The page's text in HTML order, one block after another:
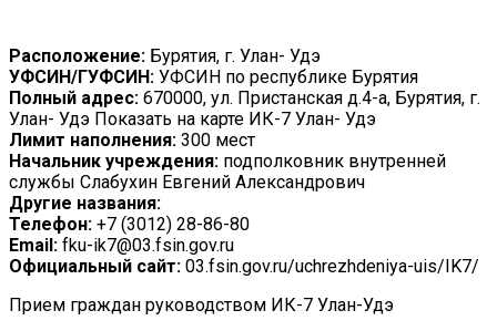
Расположение: Бурятия, г. Улан- Удэ
УФСИН/ГУФСИН: УФСИН по республике Бурятия
Полный адрес: 670000, ул. Пристанская д.4-а, Бурятия, г.
Улан- Удэ Показать на карте ИК-7 Улан- Удэ
Лимит наполнения: 300 мест
Начальник учреждения: подполковник внутренней
службы Слабухин Евгений Александрович
Другие названия:
Телефон: +7 (3012) 28-86-80
Email: fku-ik7@03.fsin.gov.ru
Официальный сайт: 03.fsin.gov.ru/uchrezhdeniya-uis/IK7/
Прием граждан руководством ИК-7 Улан-Удэ